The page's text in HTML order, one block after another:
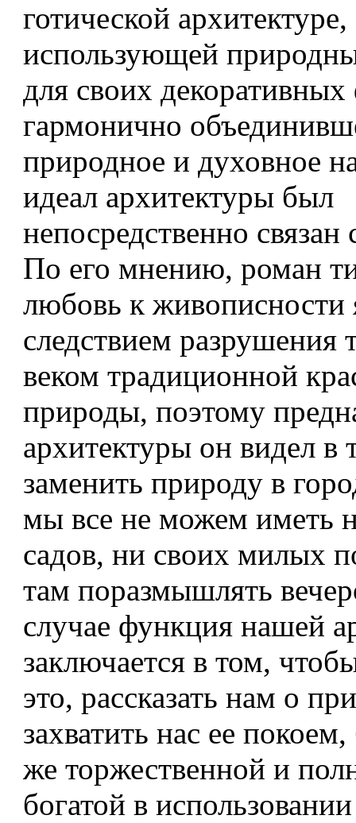
готической архитектуре,
использующей
для своих
гармонично
природное и духовное
идеал архитектуры был
непосредственно
По его мнению, роман­
любовь к живописности
следствием разрушения
веком традиционной
природы, поэтому
архитектуры он ви­дел в
заменить природу в
мы все не можем иметь
садов, ни своих милых
там поразмышлять
случае функция на­шей
заключается в том,
это, рассказать нам о
захватить нас ее
же торжественной и
богатой в